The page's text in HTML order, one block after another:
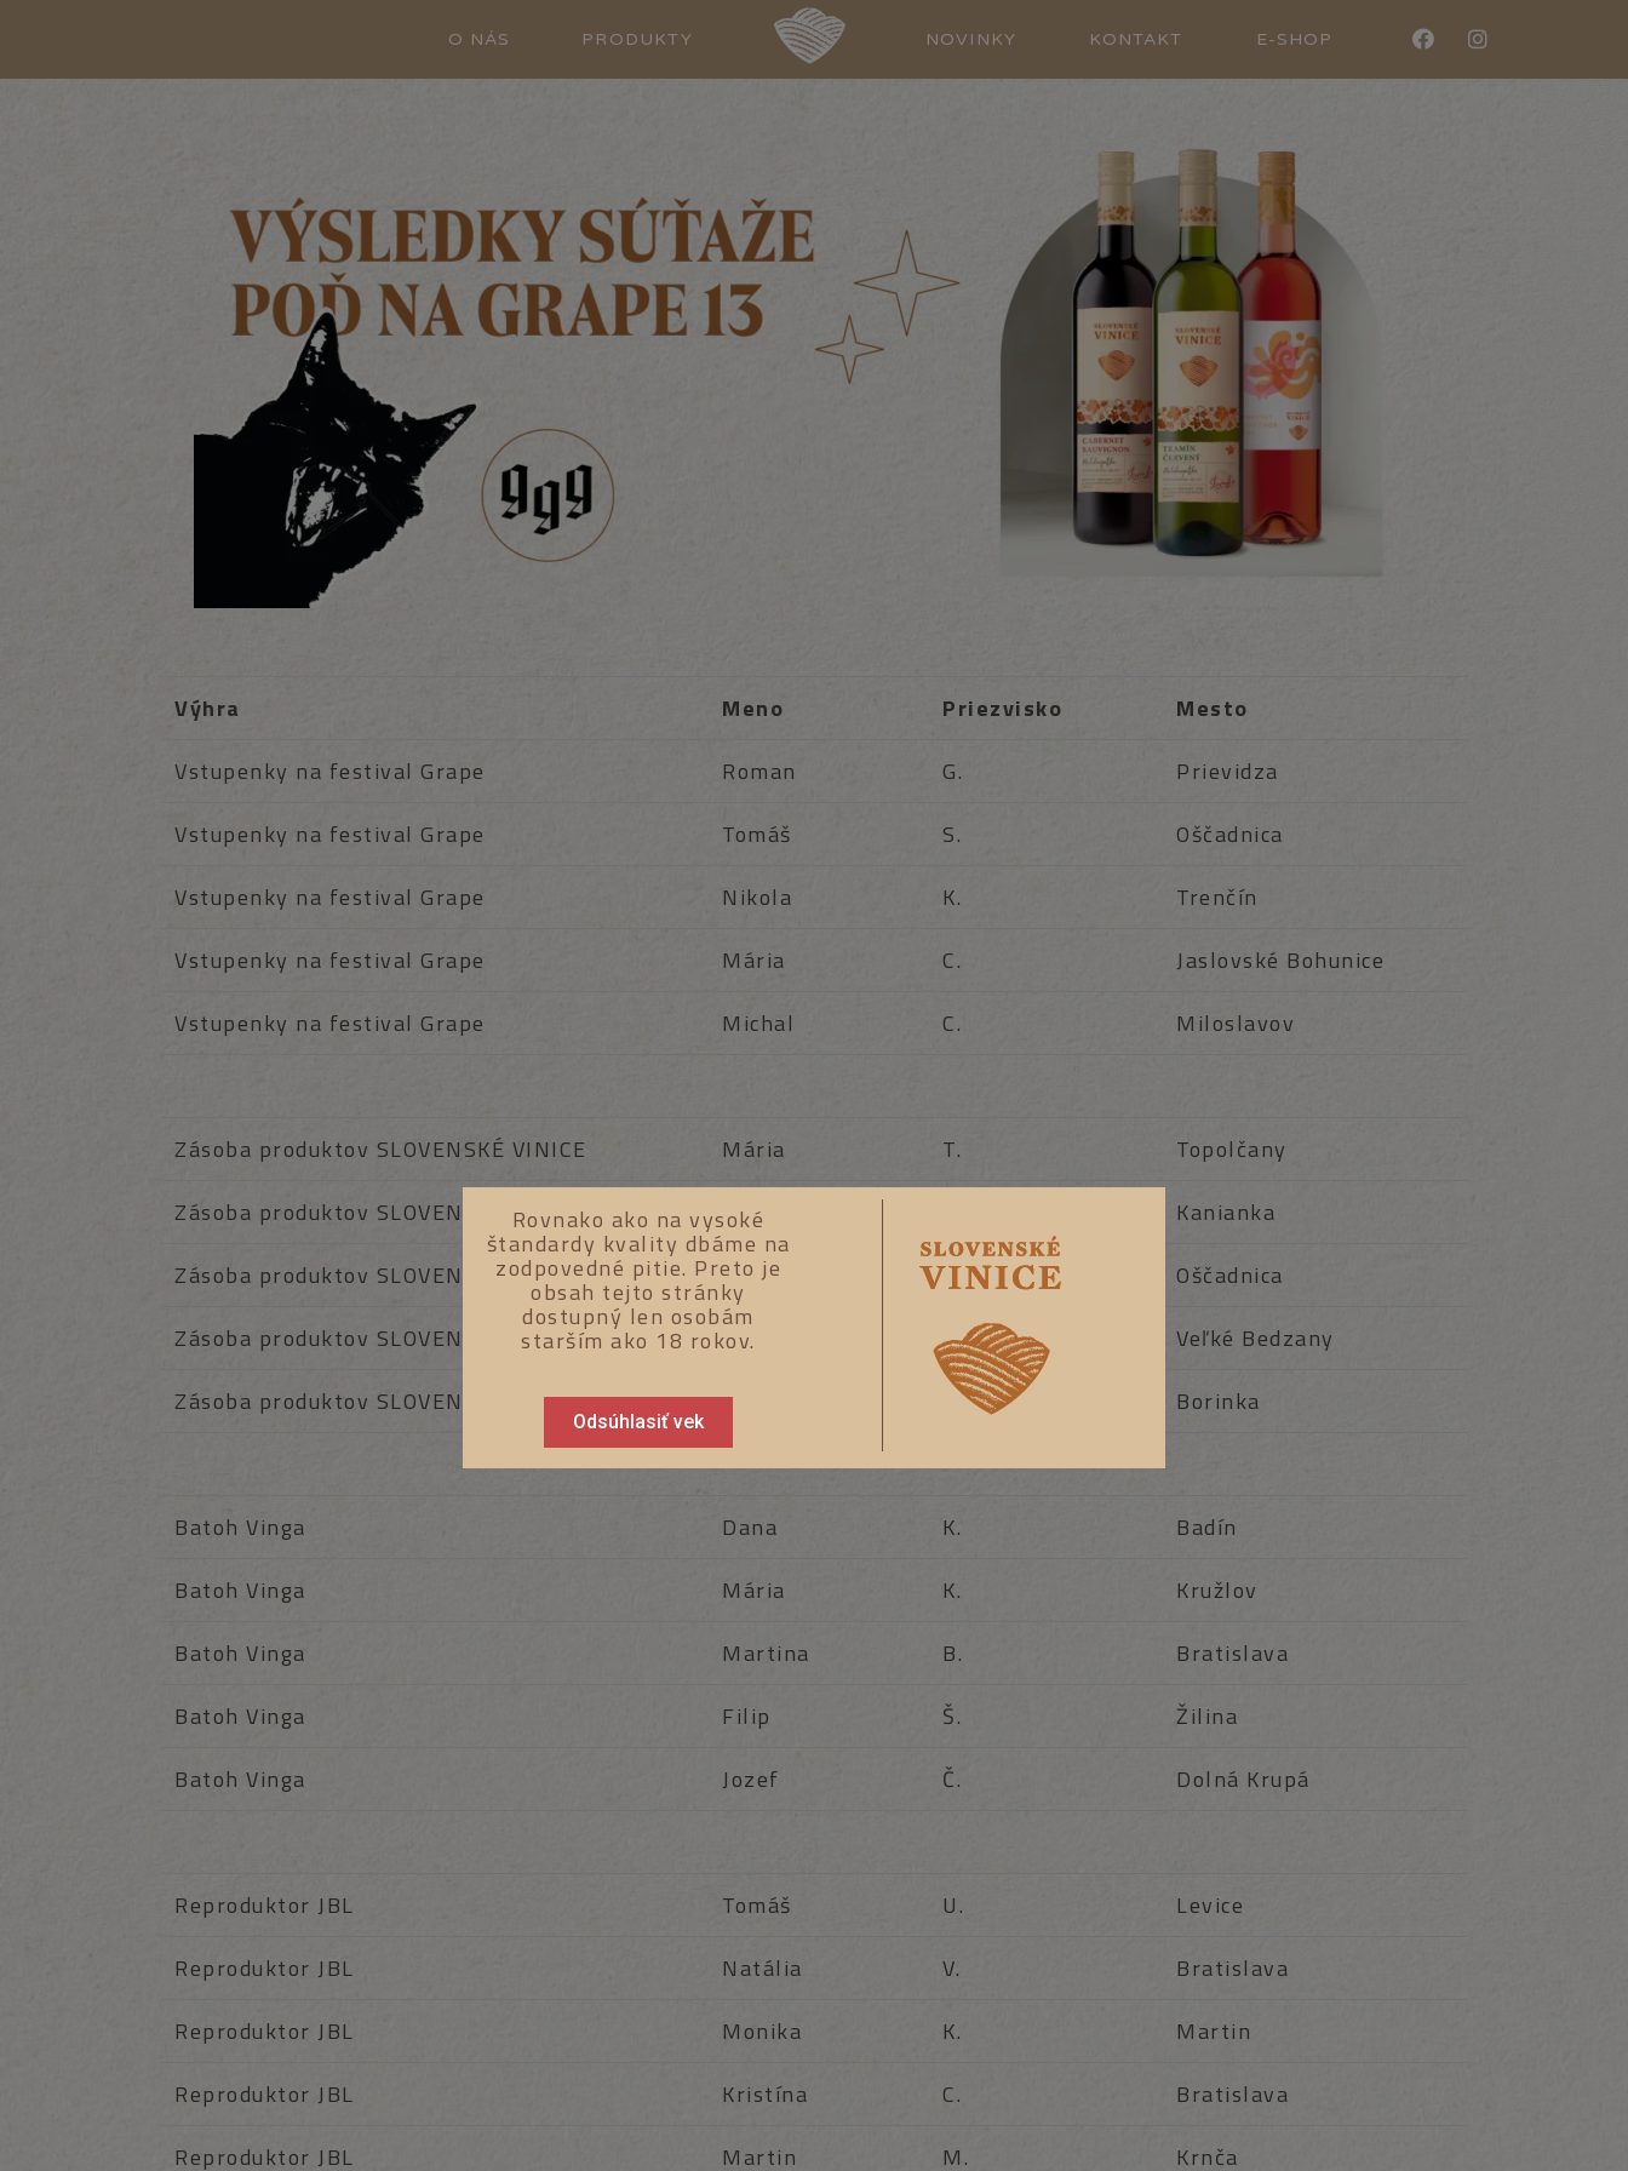
O NÁS PRODUKTY NOVINKY KONTAKT E-SHOP
Výhra Meno Priezvisko
Mesto
Vstupenky na festival Grape
Roman G.
Prievidza
Vstupenky na festival Grape
Tomáš S.
Oščadnica
Vstupenky na festival Grape
Nikola K.
Trenčín
Vstupenky na festival Grape
Mária C.
Jaslovské Bohunice
Vstupenky na festival Grape
Michal C. Miloslavov
Zásoba produktov SLOVENSKÉ VINICE Mária T.
Topolčany
Zásoba produktov SLOVENSKÉ VINICE
Fabianová
Kanianka
Zásoba produktov SLOVENSKÉ VINICE
Daniela V.
Oščadnica
Zásoba produktov SLOVENSKÉ VINICE
Mária M.
Veľké Bedzany
Zásoba produktov SLOVENSKÉ VINICE
Monika Š. Borinka
Batoh Vinga Dana K.
Badín
Batoh Vinga
Mária K.
Kružlov
Batoh Vinga
Martina B.
Bratislava
Batoh Vinga
Filip Š.
Žilina
Batoh Vinga
Jozef Č. Dolná Krupá
Reproduktor JBL Tomáš U.
Levice
Reproduktor JBL
Natália V.
Bratislava
Reproduktor JBL
Monika K.
Martin
Reproduktor JBL
Kristína C.
Bratislava
Reproduktor JBL
Martin M. Krnča
Rovnako ako na vysoké
štandardy kvality dbáme na
zodpovedné pitie. Preto je
obsah tejto stránky
dostupný len osobám
starším ako 18 rokov.
Odsúhlasiť vek